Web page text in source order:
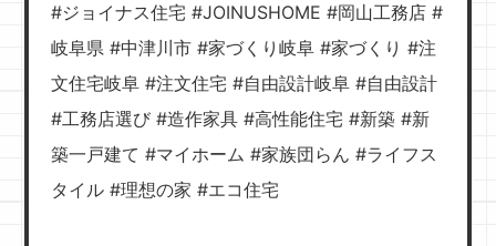
#ジョイナス住宅 #JOINUSHOME #岡山工務店 #
岐阜県 #中津川市 #家づくり岐阜 #家づくり #注
文住宅岐阜 #注文住宅 #自由設計岐阜 #自由設計
#工務店選び #造作家具 #高性能住宅 #新築 #新
築一戸建て #マイホーム #家族団らん #ライフス
タイル #理想の家 #エコ住宅